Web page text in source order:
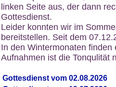
linken Seite aus, der dann
Gottesdienst.
Leider konnten wir im
bereitstellen. Seit dem
In den Wintermonaten
Aufnahmen ist die Tonqulität
Gottesdienst vom 02.08.2026